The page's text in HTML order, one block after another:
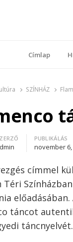
Címlap
SZÍNHÁZ
PUBLIKÁLÁS
november 6,
címmel
Téri Színházban
előadásában.
táncot
táncnyelvét.